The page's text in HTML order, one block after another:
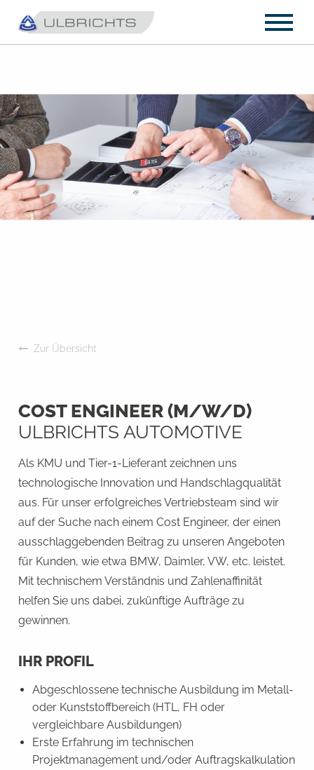
Zur Übersicht
COST ENGINEER (M/W/D)
ULBRICHTS AUTOMOTIVE
Als KMU und Tier-1-Lieferant zeichnen uns
technologische Innovation und Handschlagqualität
aus. Für unser erfolgreiches Vertriebsteam sind wir
auf der Suche nach einem Cost Engineer, der einen
ausschlaggebenden Beitrag zu unseren Angeboten
für Kunden, wie etwa BMW, Daimler, VW, etc. leistet.
Mit technischem Verständnis und Zahlenaffinität
helfen Sie uns dabei, zukünftige Aufträge zu
gewinnen.
IHR PROFIL
Abgeschlossene technische Ausbildung im Metall-
oder Kunststoffbereich (HTL, FH oder
vergleichbare Ausbildungen)
Erste Erfahrung im technischen
Projektmanagement und/oder Auftragskalkulation